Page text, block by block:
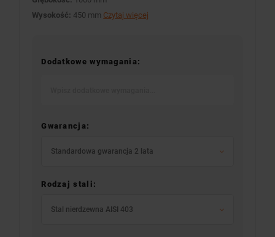
Wysokość: 450 mm Czytaj więcej
Dodatkowe wymagania:
Gwarancja:
Standardowa gwarancja 2 lata
Rodzaj stali:
Stal nierdzewna AISI 403